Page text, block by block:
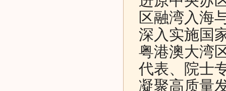
区融湾入海
深入实施国
粤港澳大湾
代表、院士
凝聚高质量